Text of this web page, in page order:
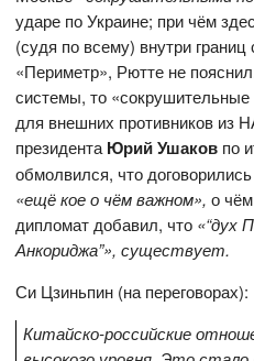
ударе по Украине; при чём
(судя по всему) внутри
«Периметр», Рютте не
системы, то
для внешних противников из
президента Юрий Ушаков по
обмолвился, что
«ещё кое о чём важном», о
дипломат добавил, что «“дух
Анкориджа”», существует.
Си Цзиньпин (на переговорах):
Китайско-российские